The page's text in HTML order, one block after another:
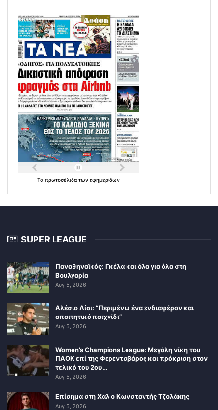
Τα πρωτοσέλιδα των εφημερίδων
SUPER LEAGUE
Παναθηναϊκός: Γκέλα και όλα για όλα στη
Βουλγαρία
Αυγ 5, 2026
Αλέσιο Λίσι: “Περιμένω ένα ενδιαφέρον και
απαιτητικό παιχνίδι”
Αυγ 5, 2026
Women’s Champions League: Μεγάλη νίκη του
ΠΑΟΚ επί της Φερεντσβάρος και πρόκριση στον
τελικό του 2ου…
Αυγ 5, 2026
Επίσημα στη Χαλ ο Κωνσταντής Τζολάκης
Αυγ 5, 2026